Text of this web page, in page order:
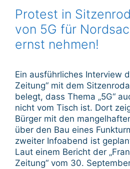
Protest in
von 5G für
ernst nehmen!
Ein ausführliches Interview
Zeitung“ mit dem
belegt, dass Thema „5G“
nicht vom Tisch ist. Dort
Bürger mit den
über den Bau eines
zweiter Infoabend ist
Laut einem Bericht der
Zeitung“ vom 30.